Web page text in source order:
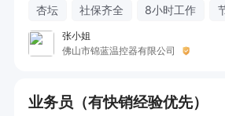
杏坛 社保齐全 8小时工作
张小姐
佛山市锦蓝温控器有限公司
业务员（有快销经验优先）